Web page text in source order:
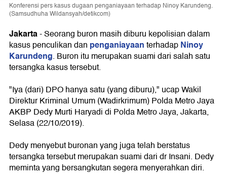
Konferensi pers kasus dugaan penganiayaan terhadap Ninoy Karundeng.
(Samsudhuha Wildansyah/detikcom)
Jakarta-Seorang buron masih diburu kepolisian dalam
kasus penculikan dan penganiayaanterhadapNinoy
Karundeng. Buron itu merupakan suami dari salah satu
tersangka kasus tersebut.
"Iya (dari) DPO hanya satu (yang diburu)," ucap Wakil
Direktur Kriminal Umum (Wadirkrimum) Polda Metro Jaya
AKBP Dedy Murti Haryadi di Polda Metro Jaya, Jakarta,
Selasa (22/10/2019).
Dedy menyebut buronan yang juga telah berstatus
tersangka tersebut merupakan suami dari dr Insani. Dedy
meminta yang bersangkutan segera menyerahkan diri.